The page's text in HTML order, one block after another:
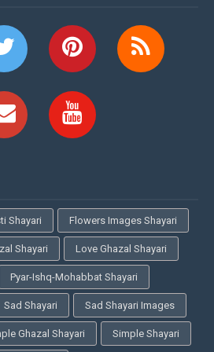
Shayari Flowers Images Shayari
Shayari Love Ghazal Shayari
Pyar-Ishq-Mohabbat Shayari
Sad Shayari Sad Shayari Images
Ghazal Shayari Simple Shayari